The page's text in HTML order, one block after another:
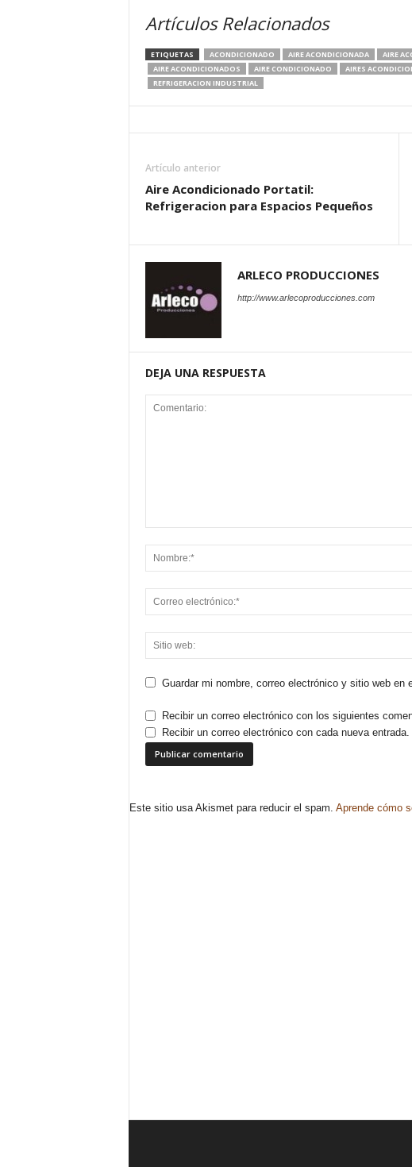
Artículos Relacionados
ETIQUETAS ACONDICIONADO AIRE ACONDICIONADA AIRE
AIRE ACONDICIONADOS
AIRE CONDICIONADO AIRES
REFRIGERACION INDUSTRIAL
Artículo anterior
Aire Acondicionado Portatil:
Refrigeracion para Espacios Pequeños
ARLECO PRODUCCIONES
http://www.arlecoproducciones.com
DEJA UNA RESPUESTA
Guardar mi nombre, correo electrónico y sitio web en
Recibir un correo electrónico con los siguientes
Recibir un correo electrónico con cada nueva entrada.
Este sitio usa Akismet para reducir el spam. Aprende cómo